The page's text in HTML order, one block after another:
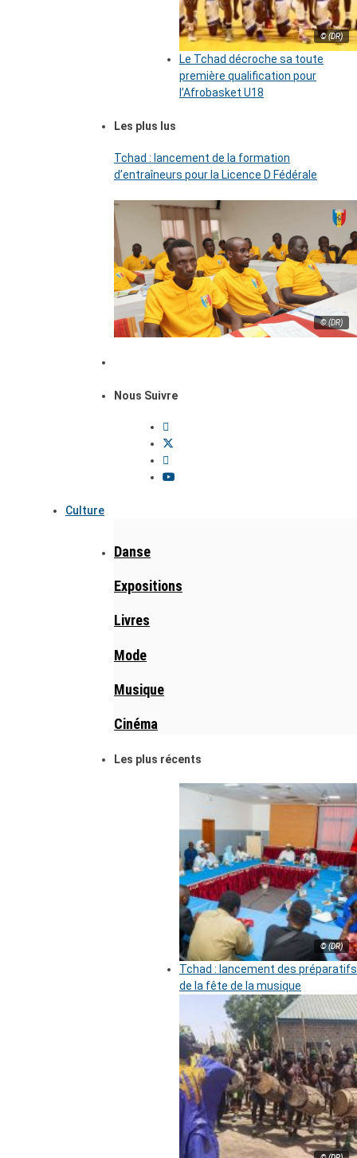
© (DR)
Le Tchad décroche sa toute
première qualification pour
l’Afrobasket U18
Les plus lus
Tchad : lancement de la formation
d’entraîneurs pour la Licence D Fédérale
© (DR)
Nous Suivre
Culture
Danse
Expositions
Livres
Mode
Musique
Cinéma
Les plus récents
© (DR)
Tchad : lancement des préparatifs
de la fête de la musique